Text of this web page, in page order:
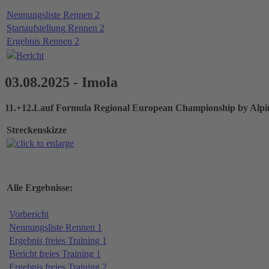
Nennungsliste Rennen 2
Startaufstellung Rennen 2
Ergebnis Rennen 2
Bericht
03.08.2025 - Imola
11.+12.Lauf Formula Regional European Championship by
Streckenskizze
Alle Ergebnisse:
Vorbericht
Nennungsliste Rennen 1
Ergebnis freies Training 1
Bericht freies Training 1